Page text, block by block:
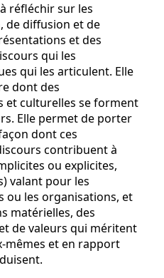
réfléchir sur les
de diffusion et de
et des
qui les
qui les articulent. Elle
dont des
et culturelles se forment
Elle permet de porter
dont ces
contribuent à
ou explicites,
valant pour les
ou les organisations, et
matérielles, des
de valeurs qui méritent
mêmes et en rapport